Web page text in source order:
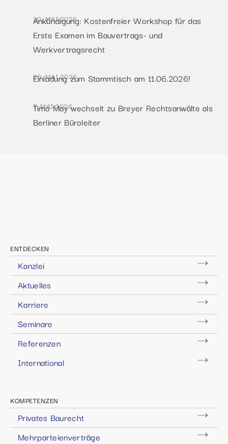
20. MAI 2026
Ankündigung: Kostenfreier Workshop für das
Erste Examen im Bauvertrags- und
Werkvertragsrecht
20. MAI 2026
Einladung zum Stammtisch am 11.06.2026!
7. MAI 2026
Timo May wechselt zu Breyer Rechtsanwälte als
Berliner Büroleiter
ENTDECKEN
Kanzlei
Aktuelles
Karriere
Seminare
Referenzen
International
KOMPETENZEN
Privates Baurecht
Mehrparteienverträge